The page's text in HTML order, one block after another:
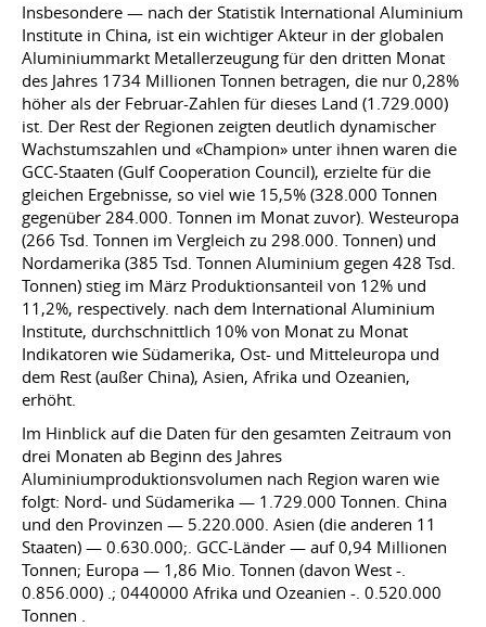
Insbesondere — nach der Statistik International Aluminium
Institute in China, ist ein wichtiger Akteur in der globalen
Aluminiummarkt Metallerzeugung für den dritten Monat
des Jahres 1734 Millionen Tonnen betragen, die nur 0,28%
höher als der Februar-Zahlen für dieses Land (1.729.000)
ist. Der Rest der Regionen zeigten deutlich dynamischer
Wachstumszahlen und «Champion» unter ihnen waren die
GCC-Staaten (Gulf Cooperation Council), erzielte für die
gleichen Ergebnisse, so viel wie 15,5% (328.000 Tonnen
gegenüber 284.000. Tonnen im Monat zuvor). Westeuropa
(266 Tsd. Tonnen im Vergleich zu 298.000. Tonnen) und
Nordamerika (385 Tsd. Tonnen Aluminium gegen 428 Tsd.
Tonnen) stieg im März Produktionsanteil von 12% und
11,2%, respectively. nach dem International Aluminium
Institute, durchschnittlich 10% von Monat zu Monat
Indikatoren wie Südamerika, Ost- und Mitteleuropa und
dem Rest (außer China), Asien, Afrika und Ozeanien,
erhöht.
Im Hinblick auf die Daten für den gesamten Zeitraum von
drei Monaten ab Beginn des Jahres
Aluminiumproduktionsvolumen nach Region waren wie
folgt: Nord- und Südamerika — 1.729.000 Tonnen. China
und den Provinzen — 5.220.000. Asien (die anderen 11
Staaten) — 0.630.000;. GCC-Länder — auf 0,94 Millionen
Tonnen; Europa — 1,86 Mio. Tonnen (davon West -.
0.856.000) .; 0440000 Afrika und Ozeanien -. 0.520.000
Tonnen .